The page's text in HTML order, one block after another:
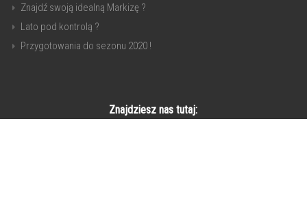
Znajdź swoją idealną Markizę ?
Lato pod kontrolą ?
Przygotowania do sezonu 2020 !
Znajdziesz nas tutaj: